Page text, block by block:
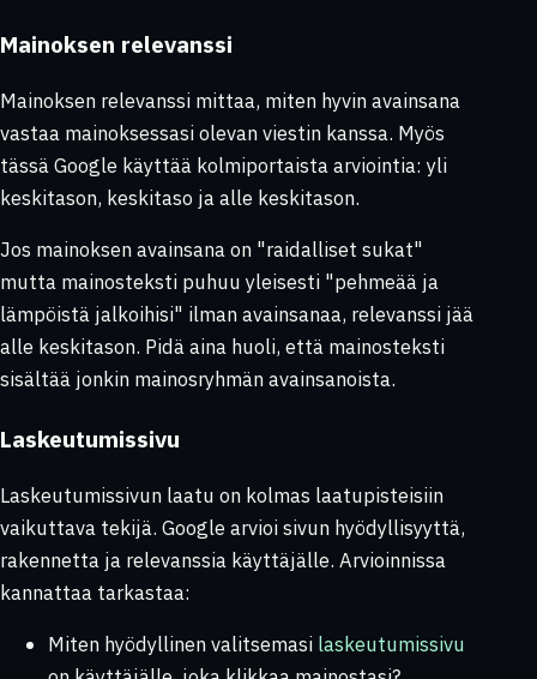
Mainoksen relevanssi
Mainoksen relevanssi mittaa, miten hyvin avainsana
vastaa mainoksessasi olevan viestin kanssa. Myös
tässä Google käyttää kolmiportaista arviointia: yli
keskitason, keskitaso ja alle keskitason.
Jos mainoksen avainsana on "raidalliset sukat"
mutta mainosteksti puhuu yleisesti "pehmeää ja
lämpöistä jalkoihisi" ilman avainsanaa, relevanssi jää
alle keskitason. Pidä aina huoli, että mainosteksti
sisältää jonkin mainosryhmän avainsanoista.
Laskeutumissivu
Laskeutumissivun laatu on kolmas laatupisteisiin
vaikuttava tekijä. Google arvioi sivun hyödyllisyyttä,
rakennetta ja relevanssia käyttäjälle. Arvioinnissa
kannattaa tarkastaa:
Miten hyödyllinen valitsemasi laskeutumissivu